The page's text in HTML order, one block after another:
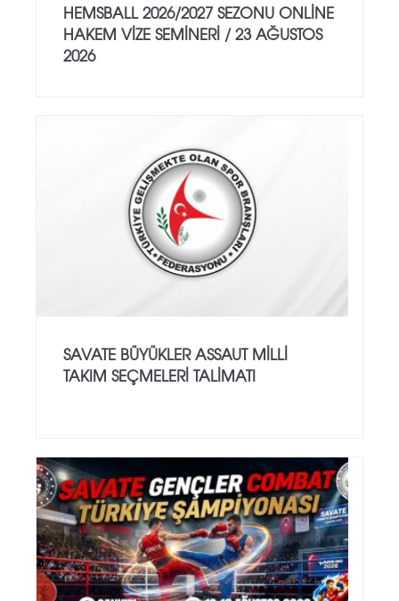
HEMSBALL 2026/2027 SEZONU ONLİNE
HAKEM VİZE SEMİNERİ / 23 AĞUSTOS
2026
SAVATE BÜYÜKLER ASSAUT MİLLİ
TAKIM SEÇMELERİ TALİMATI